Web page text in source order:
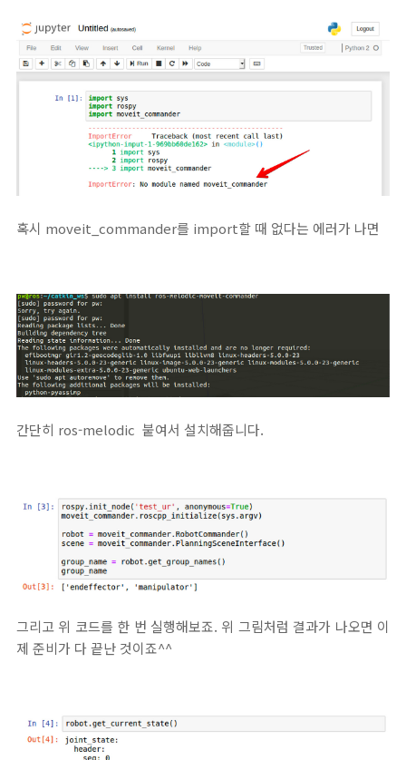
혹시 moveit_commander를 import할 때 없다는 에러가 나면
간단히 ros-melodic 붙여서 설치해줍니다.
그리고 위 코드를 한 번 실행해보죠. 위 그림처럼 결과가 나오면 이
제 준비가 다 끝난 것이죠^^